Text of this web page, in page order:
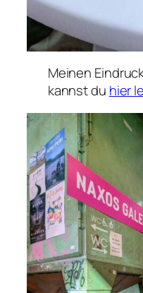
Meinen
kannst du hier